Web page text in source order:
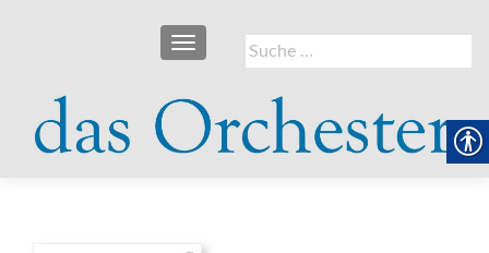
Suche
nach:
SCHALTE NAVIGATION